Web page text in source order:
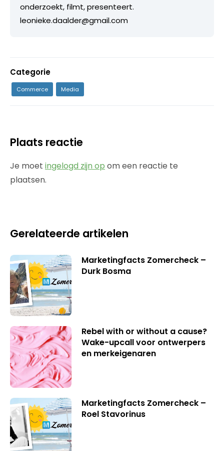
onderzoekt, filmt, presenteert.
leonieke.daalder@gmail.com
Categorie
Commerce Media
Plaats reactie
Je moet ingelogd zijn op om een reactie te
plaatsen.
Gerelateerde artikelen
Marketingfacts Zomercheck –
Durk Bosma
Rebel with or without a cause?
Wake-upcall voor ontwerpers
en merkeigenaren
Marketingfacts Zomercheck –
Roel Stavorinus